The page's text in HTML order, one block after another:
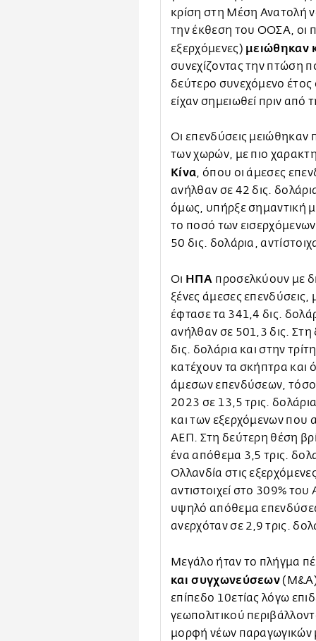
κρίση στη Μέση Ανατολή
την έκθεση του ΟΟΣΑ, οι
εξερχόμενες) μειώθηκαν
συνεχίζοντας την πτώση
δεύτερο συνεχόμενο
είχαν σημειωθεί πριν από
Οι επενδύσεις μειώθηκαν
των χωρών, με πιο
Κίνα, όπου οι άμεσες
ανήλθαν σε 42 δις.
όμως, υπήρξε σημαντική
το ποσό των
50 δις. δολάρια,
Οι ΗΠΑ προσελκύουν με
ξένες άμεσες
έφτασε τα 341,4 δις.
ανήλθαν σε 501,3 δις. Στη
δις. δολάρια και στην
κατέχουν τα σκήπτρα
άμεσων επενδύσεων,
2023 σε 13,5 τρις.
και των εξερχόμενων που
ΑΕΠ. Στη δεύτερη θέση
ένα απόθεμα 3,5 τρις.
Ολλανδία στις
αντιστοιχεί στο 309%
υψηλό απόθεμα
ανερχόταν σε 2,9 τρις.
Μεγάλο ήταν το πλήγμα
και συγχωνεύσεων
επίπεδο 10ετίας λόγω
γεωπολιτικού
μορφή νέων